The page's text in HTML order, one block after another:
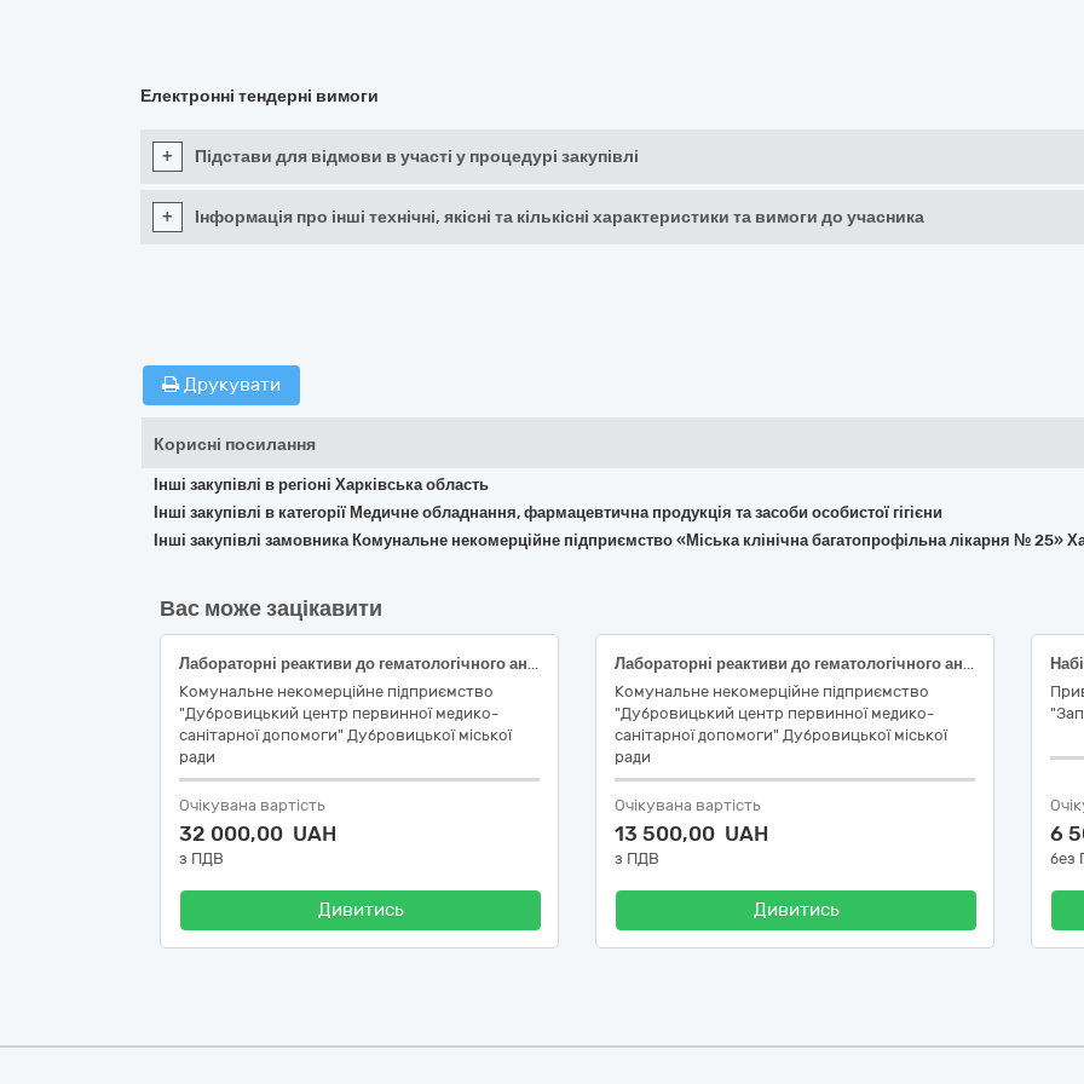
Електронні тендерні вимоги
+ Підстави для відмови в участі у процедурі закупівлі
+ Інформація про інші технічні, якісні та кількісні характеристики та вимоги до учасника
Друкувати
Корисні посилання
Інші закупівлі в регіоні Харківська область
Інші закупівлі в категорії Медичне обладнання, фармацевтична продукція та засоби особистої гігієни
Інші закупівлі замовника Комунальне некомерційне підприємство «Міська клінічна багатопрофільна лікарня № 25»
Вас може зацікавити
Лабораторні реактиви до гематологічного аналізатора BC-20s Mindray
Комунальне некомерційне підприємство
"Дубровицький центр первинної медико-
санітарної допомоги" Дубровицької міської
ради
Очікувана вартість
32 000,00 UAH
з ПДВ
Дивитись
Лабораторні реактиви до гематологічного аналізатора Zybio Z3/Z3 CRP
Комунальне некомерційне підприємство
"Дубровицький центр первинної медико-
санітарної допомоги" Дубровицької міської
ради
Очікувана вартість
13 500,00 UAH
з ПДВ
Дивитись
6
без